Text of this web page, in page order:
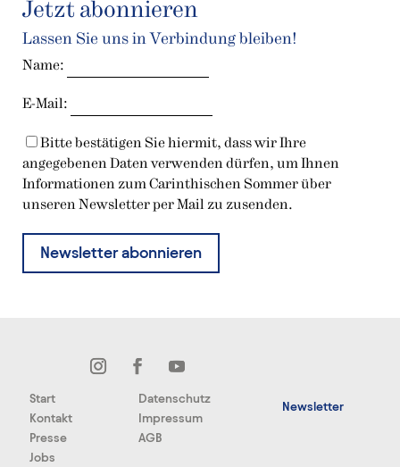
Jetzt abonnieren
Lassen Sie uns in Verbindung bleiben!
Name:
E-Mail:
Bitte bestätigen Sie hiermit, dass wir Ihre
angegebenen Daten verwenden dürfen, um Ihnen
Informationen zum Carinthischen Sommer über
unseren Newsletter per Mail zu zusenden.
Start
Kontakt
Presse
Jobs
Datenschutz
Impressum
AGB
Newsletter